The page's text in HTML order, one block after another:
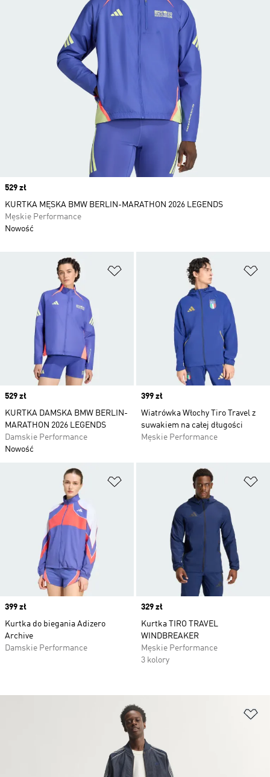
Dodaj do listy życzeń
Price
529 zł
KURTKA DAMSKA BMW BERLIN-
MARATHON 2026 LEGENDS
Damskie Performance
Nowość
Price
399 zł
Wiatrówka Włochy Tiro Travel z
suwakiem na całej długości
Męskie Performance
Dodaj do listy życzeń
Price
399 zł
Kurtka do biegania Adizero
Archive
Damskie Performance
Price
329 zł
Kurtka TIRO TRAVEL
WINDBREAKER
Męskie Performance
3 kolory
Price
529 zł
KURTKA MĘSKA BMW BERLIN-MARATHON 2026 LEGENDS
Męskie Performance
Nowość